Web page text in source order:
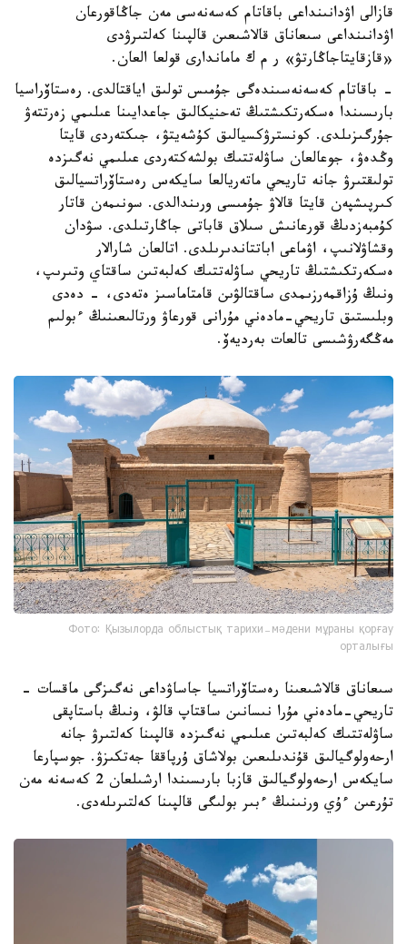
قازالى اۋدانىنداعى باقاتام كەسەنەسى مەن جاڭاقورعان
اۋدانىنداعى سىعاناق قالاشىعىن قالپىنا كەلتىرۋدى
«قازقايتاجاڭارتۋ» ر م ك ماماندارى قولعا العان.
- باقاتام كەسەنەسىندەگى جۇمىس تولىق اياقتالدى. رەستاۆراسيا
بارىسىندا ەسكەرتكىشتىڭ تەحنيكالىق جاعدايىنا عىلىمي زەرتتەۋ
جۇرگىزىلدى. كونسترۋكسيالىق كۇشەيتۋ، جىكتەردى قايتا
وڭدەۋ، جوعالعان ساۋلەتتىك بولشەكتەردى عىلىمي نەگىزدە
تولىقتىرۋ جانە تاريحي ماتەريالعا سايكەس رەستاۆراتسيالىق
كىرپىشپەن قايتا قالاۋ جۇمىسى ورىندالدى. سونىمەن قاتار
كۇمبەزدىڭ قورعانىش سىلاق قاباتى جاڭارتىلدى. سۋدان
وقشاۋلانىپ، اۋماعى اباتتاندىرىلدى. اتالعان شارالار
ەسكەرتكىشتىڭ تاريحي ساۋلەتتىك كەلبەتىن ساقتاي وتىرىپ،
ونىڭ ۇزاقمەرزىمدى ساقتالۋىن قامتاماسىز ەتەدى، - دەدى
وبلىستىق تاريحي-مادەني مۇرانى قورعاۋ ورتالىعىنىڭ ءبولىم
مەڭگەرۋشىسى تالعات بەرديەۆ.
Фото: Қызылорда облыстық тарихи-мәдени мұраны қорғау
орталығы
سىعاناق قالاشىعىنا رەستاۆراتسيا جاساۋداعى نەگىزگى ماقسات -
تاريحي-مادەني مۇرا نىسانىن ساقتاپ قالۋ، ونىڭ باستاپقى
ساۋلەتتىك كەلبەتىن عىلىمي نەگىزدە قالپىنا كەلتىرۋ جانە
ارحەولوگيالىق قۇندىلىعىن بولاشاق ۇرپاققا جەتكىزۋ. جوسپارعا
سايكەس ارحەولوگيالىق قازبا بارىسىندا ارشىلعان 2 كەسەنە مەن
تۇرعىن ءۇي ورنىنىڭ ءبىر بولىگى قالپىنا كەلتىرىلەدى.